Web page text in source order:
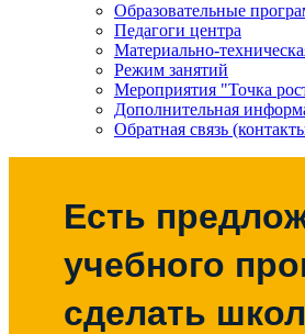
Образовательные
Педагоги центра
Материально-
Режим занятий
Мероприятия "Точка
Дополнительная
Обратная связь
Есть
учебного
сделать